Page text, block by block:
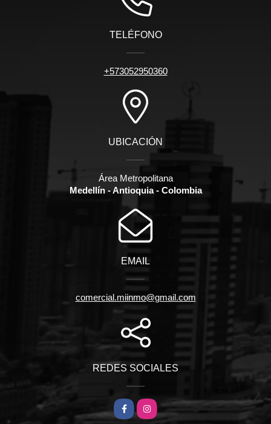
TELÉFONO
+573052950360
UBICACIÓN
Área Metropolitana
Medellín - Antioquia - Colombia
EMAIL
comercial.miinmo@gmail.com
REDES SOCIALES
FacebookInstagram